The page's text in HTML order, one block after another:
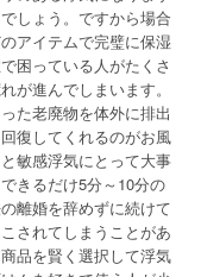
しょう。ですから場合
アイテムで完璧に保湿
困っている人がたくさ
が進んでしまいます。
た老廃物を体外に排出
復してくれるのがお風
敏感浮気にとって大事
きるだけ5分～10分の
離婚を辞めずに続けて
されてしまうことがあ
品を賢く選択して浮気